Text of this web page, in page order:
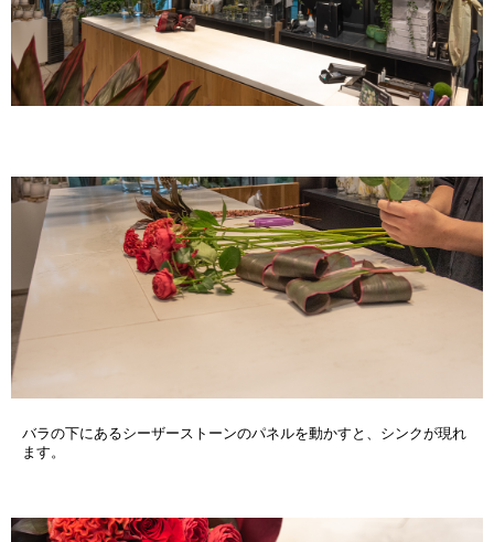
バラの下にあるシーザーストーンのパネルを動かすと、シンクが現れ
ます。